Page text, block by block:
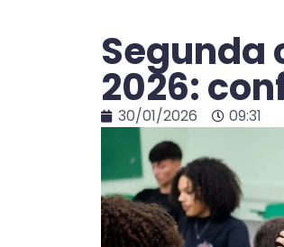
Segunda
2026:
30/01/2026 09:31